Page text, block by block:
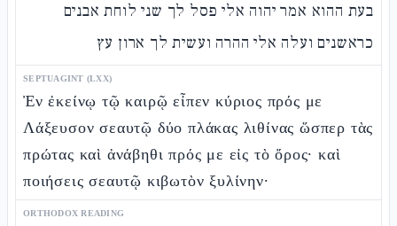
בעת ההוא אמר יהוה אלי פסל לך שני לוחת אבנים
כראשנים ועלה אלי ההרה ועשית לך ארון עץ
SEPTUAGINT (LXX)
Ἐν ἐκείνῳ τῷ καιρῷ εἶπεν κύριος πρός με
Λάξευσον σεαυτῷ δύο πλάκας λιθίνας ὥσπερ τὰς
πρώτας καὶ ἀνάβηθι πρός με εἰς τὸ ὄρος· καὶ
ποιήσεις σεαυτῷ κιβωτὸν ξυλίνην·
ORTHODOX READING